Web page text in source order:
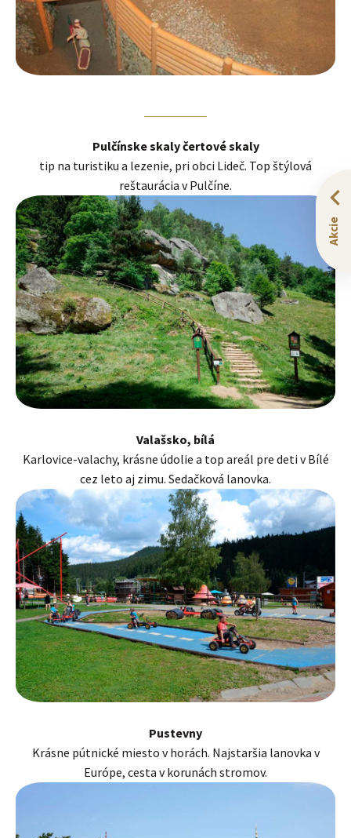
Akcie
Pulčínske skaly čertové skaly
tip na turistiku a lezenie, pri obci Lideč. Top štýlová
reštaurácia v Pulčíne.
Valašsko, bílá
Karlovice-valachy, krásne údolie a top areál pre deti v Bílé
cez leto aj zimu. Sedačková lanovka.
Pustevny
Krásne pútnické miesto v horách. Najstaršia lanovka v
Európe, cesta v korunách stromov.